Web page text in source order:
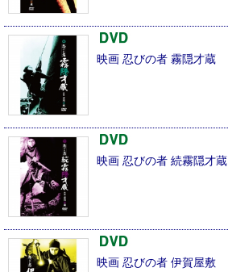
映画 忍びの者 霧隠才蔵
映画 忍びの者 続霧隠才蔵
映画 忍びの者 伊賀屋敷